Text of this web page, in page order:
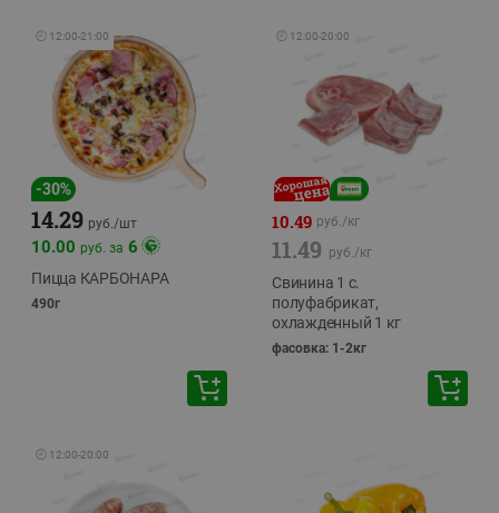
🕘 12:00-21:00
-30%
14.29 руб./шт
10.00 руб. за 6
Пицца КАРБОНАРА
490г
🕘 12:00-20:00
10.49 руб./кг
11.49 руб./кг
Свинина 1 с.
полуфабрикат,
охлажденный 1 кг
фасовка: 1-2кг
🕘 12:00-20:00